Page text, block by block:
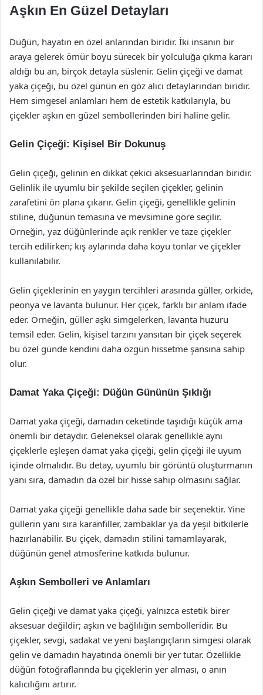
Aşkın En Güzel Detayları
Düğün, hayatın en özel anlarından biridir. İki insanın bir
araya gelerek ömür boyu sürecek bir yolculuğa çıkma kararı
aldığı bu an, birçok detayla süslenir. Gelin çiçeği ve damat
yaka çiçeği, bu özel günün en göz alıcı detaylarından biridir.
Hem simgesel anlamları hem de estetik katkılarıyla, bu
çiçekler aşkın en güzel sembollerinden biri haline gelir.
Gelin Çiçeği: Kişisel Bir Dokunuş
Gelin çiçeği, gelinin en dikkat çekici aksesuarlarından biridir.
Gelinlik ile uyumlu bir şekilde seçilen çiçekler, gelinin
zarafetini ön plana çıkarır. Gelin çiçeği, genellikle gelinin
stiline, düğünün temasına ve mevsimine göre seçilir.
Örneğin, yaz düğünlerinde açık renkler ve taze çiçekler
tercih edilirken; kış aylarında daha koyu tonlar ve çiçekler
kullanılabilir.
Gelin çiçeklerinin en yaygın tercihleri arasında güller, orkide,
peonya ve lavanta bulunur. Her çiçek, farklı bir anlam ifade
eder. Örneğin, güller aşkı simgelerken, lavanta huzuru
temsil eder. Gelin, kişisel tarzını yansıtan bir çiçek seçerek
bu özel günde kendini daha özgün hissetme şansına sahip
olur.
Damat Yaka Çiçeği: Düğün Gününün Şıklığı
Damat yaka çiçeği, damadın ceketinde taşıdığı küçük ama
önemli bir detaydır. Geleneksel olarak genellikle aynı
çiçeklerle eşleşen damat yaka çiçeği, gelin çiçeği ile uyum
içinde olmalıdır. Bu detay, uyumlu bir görüntü oluşturmanın
yanı sıra, damadın da özel bir hisse sahip olmasını sağlar.
Damat yaka çiçeği genellikle daha sade bir seçenektir. Yine
güllerin yanı sıra karanfiller, zambaklar ya da yeşil bitkilerle
hazırlanabilir. Bu çiçek, damadın stilini tamamlayarak,
düğünün genel atmosferine katkıda bulunur.
Aşkın Sembolleri ve Anlamları
Gelin çiçeği ve damat yaka çiçeği, yalnızca estetik birer
aksesuar değildir; aşkın ve bağlılığın sembolleridir. Bu
çiçekler, sevgi, sadakat ve yeni başlangıçların simgesi olarak
gelin ve damadın hayatında önemli bir yer tutar. Özellikle
düğün fotoğraflarında bu çiçeklerin yer alması, o anın
kalıcılığını artırır.